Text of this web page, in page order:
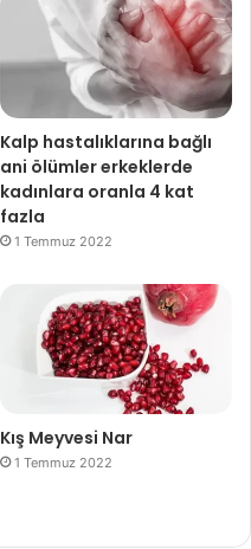
Kalp hastalıklarına bağlı
ani ölümler erkeklerde
kadınlara oranla 4 kat
fazla
1 Temmuz 2022
Kış Meyvesi Nar
1 Temmuz 2022